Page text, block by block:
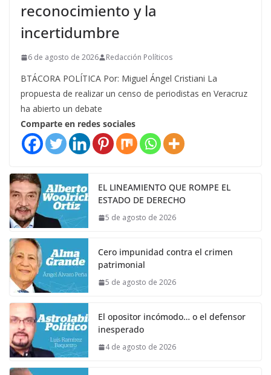
reconocimiento y la
incertidumbre
6 de agosto de 2026 Redacción Políticos
BTÁCORA POLÍTICA Por: Miguel Ángel Cristiani La
propuesta de realizar un censo de periodistas en Veracruz
ha abierto un debate
Comparte en redes sociales
EL LINEAMIENTO QUE ROMPE EL
ESTADO DE DERECHO
5 de agosto de 2026
Cero impunidad contra el crimen
patrimonial
5 de agosto de 2026
El opositor incómodo… o el defensor
inesperado
4 de agosto de 2026